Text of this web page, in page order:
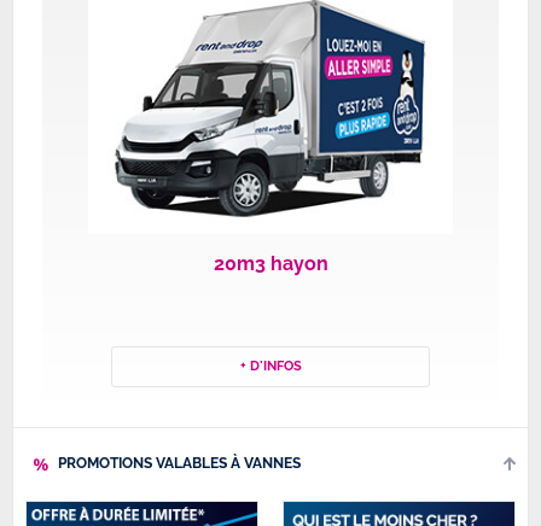
20m3 hayon
+ D'INFOS
PROMOTIONS VALABLES À VANNES